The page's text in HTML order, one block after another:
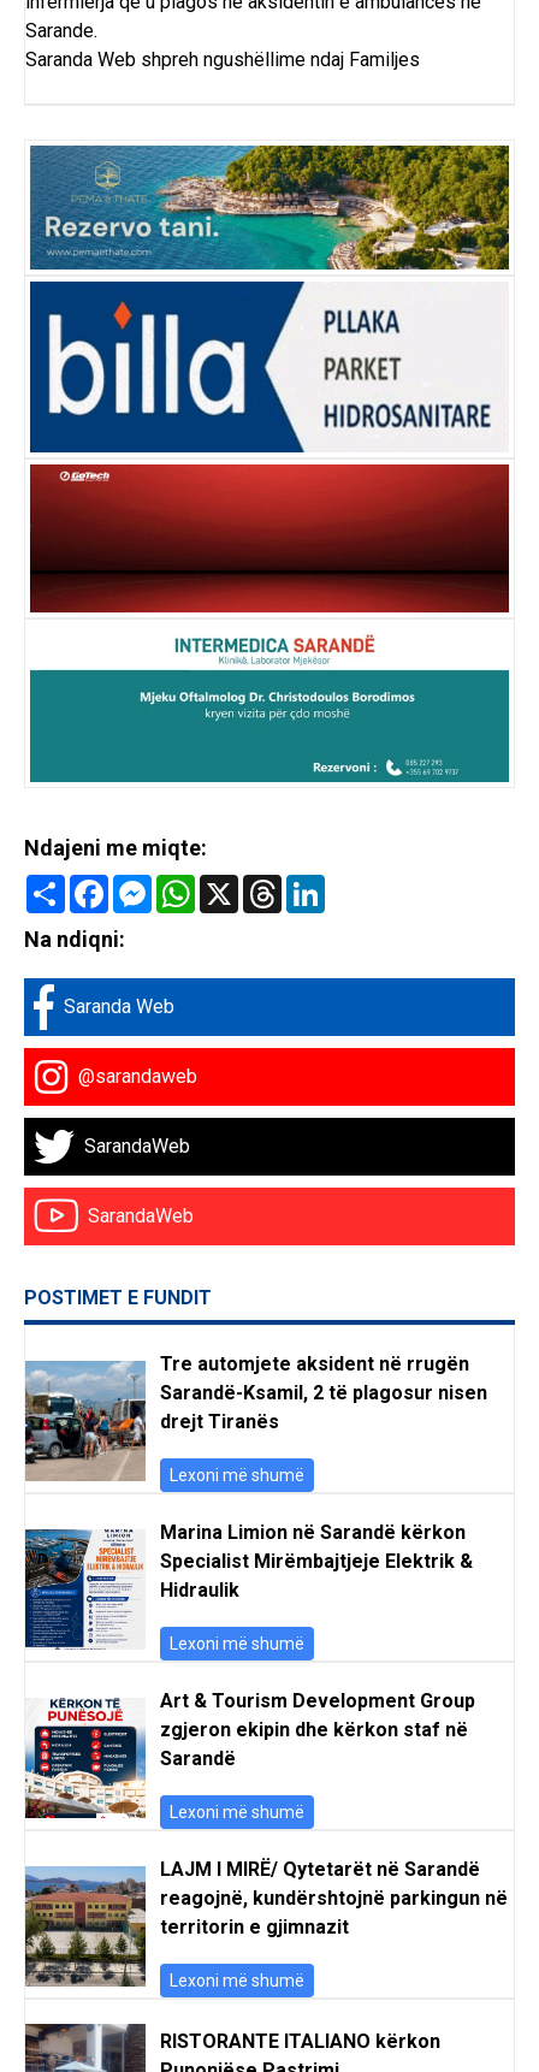
Sarande.
Saranda Web shpreh ngushëllime ndaj Familjes
Ndajeni me miqte:
Share FacebookMessenger
WhatsApp
X Threads
Na ndiqni:
Saranda Web
@sarandaweb
SarandaWeb
SarandaWeb
POSTIMET E FUNDIT
Tre automjete aksident në rrugën
Sarandë-Ksamil, 2 të plagosur nisen
drejt Tiranës
Lexoni më shumë
Marina Limion në Sarandë kërkon
Specialist Mirëmbajtjeje Elektrik &
Hidraulik
Lexoni më shumë
Art & Tourism Development Group
zgjeron ekipin dhe kërkon staf në
Sarandë
Lexoni më shumë
LAJM I MIRË/ Qytetarët në Sarandë
reagojnë, kundërshtojnë parkingun në
territorin e gjimnazit
Lexoni më shumë
RISTORANTE ITALIANO kërkon